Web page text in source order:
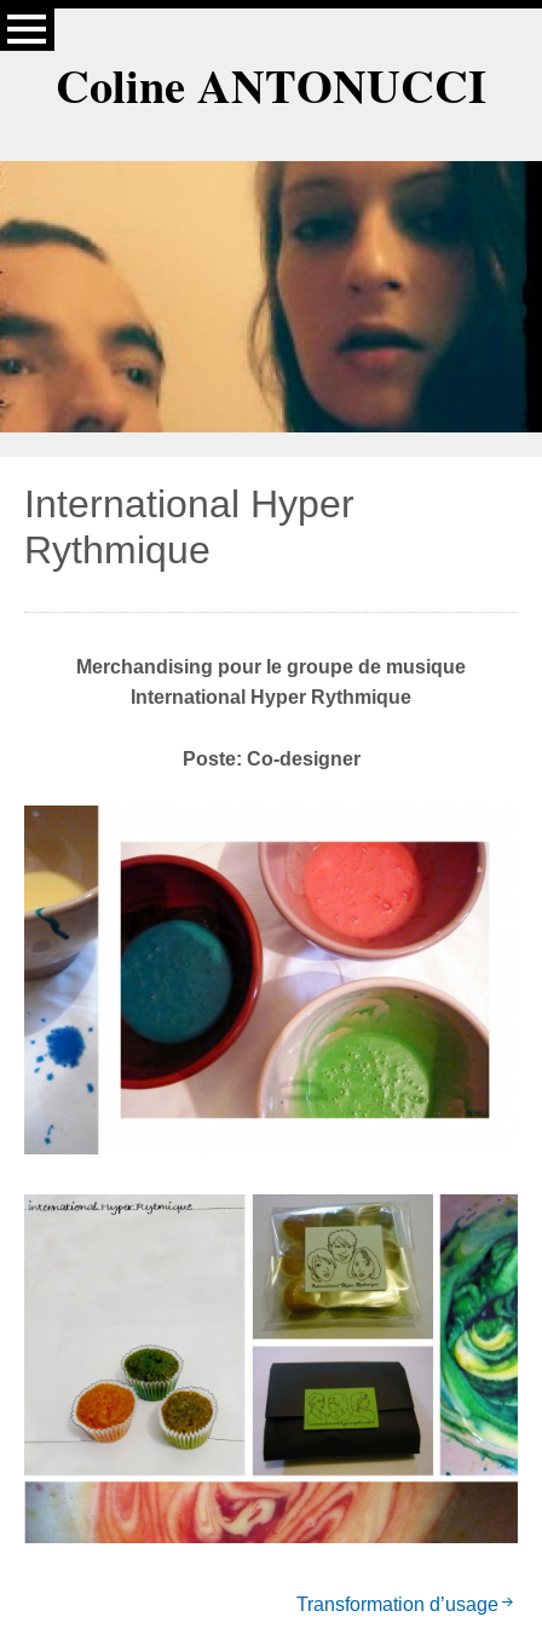
Coline ANTONUCCI
International Hyper
Rythmique
Merchandising pour le groupe de musique
International Hyper Rythmique
Poste: Co-designer
Transformation d’usage